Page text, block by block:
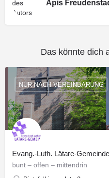
Apis
Das könnte dich
Evang.-Luth. Lätare-Gemeinde
bunt – offen – mittendrin
NUR NACH VEREINBARUNG